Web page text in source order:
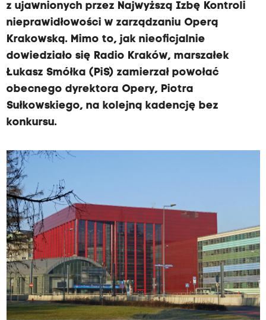
z ujawnionych przez Najwyższą Izbę Kontroli
nieprawidłowości w zarządzaniu Operą
Krakowską. Mimo to, jak nieoficjalnie
dowiedziało się Radio Kraków, marszałek
Łukasz Smółka (PiS) zamierzał powołać
obecnego dyrektora Opery, Piotra
Sułkowskiego, na kolejną kadencję bez
konkursu.